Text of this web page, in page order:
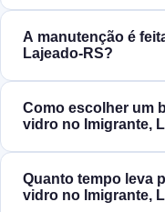
A manutenção é
Lajeado‑RS?
Como escolher um
vidro no Imigrante,
Quanto tempo leva
vidro no Imigrante,